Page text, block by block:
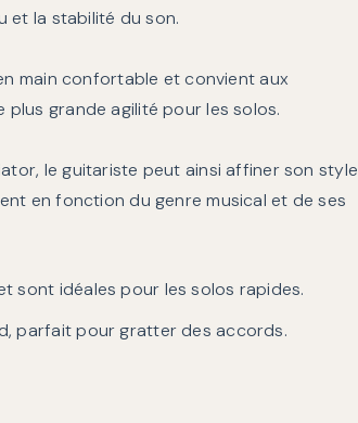
et la stabilité du son.
main confortable et convient aux
grande agilité pour les solos.
le guitariste peut ainsi affiner son style
en fonction du genre musical et de ses
sont idéales pour les solos rapides.
parfait pour gratter des accords.